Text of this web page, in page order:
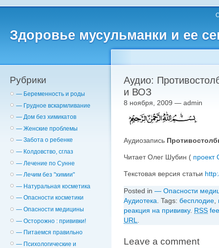
Здоровье мусульманки и ее
Рубрики
— Беременность и роды
— Грудное вскармливание
— Дом без химикатов
— Женские проблемы
— Забота о ребенке
— Колдовство, сглаз
— Лечение по Сунне
— Лечим без "химии"
— Натуральная косметика
— Опасности косметики
— Опасности медицины
— Осторожно : прививки!
— Питаемся правильно
— Психологические и
Аудио:
и ВОЗ
8 ноября, 2009 — admin
Аудиозапись
Читает Олег Шубин ( проект
Текстовая версия статьи
Posted in — Опасности
Аудиотека . Tags: бесплодие
реакция на прививку. RSS
URL
Leave a comment